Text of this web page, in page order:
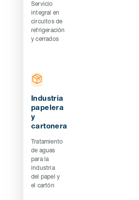
Servicio
integral en
circuitos de
refrigeración
y cerrados
Industria
papelera
y
cartonera
Tratamiento
de aguas
para la
industria
del papel y
el cartón